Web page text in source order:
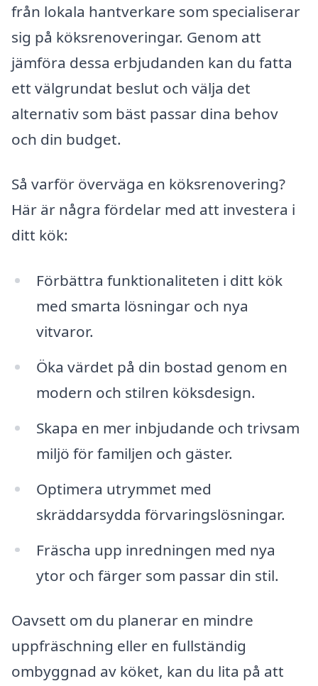
från lokala hantverkare som specialiserar
sig på köksrenoveringar. Genom att
jämföra dessa erbjudanden kan du fatta
ett välgrundat beslut och välja det
alternativ som bäst passar dina behov
och din budget.
Så varför överväga en köksrenovering?
Här är några fördelar med att investera i
ditt kök:
Förbättra funktionaliteten i ditt kök
med smarta lösningar och nya
vitvaror.
Öka värdet på din bostad genom en
modern och stilren köksdesign.
Skapa en mer inbjudande och trivsam
miljö för familjen och gäster.
Optimera utrymmet med
skräddarsydda förvaringslösningar.
Fräscha upp inredningen med nya
ytor och färger som passar din stil.
Oavsett om du planerar en mindre
uppfräschning eller en fullständig
ombyggnad av köket, kan du lita på att